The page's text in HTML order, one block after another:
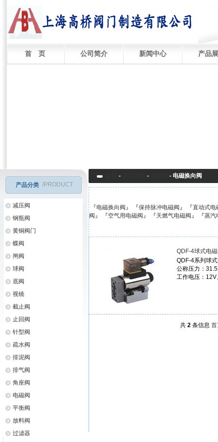
首 页 公司简介 新闻中心 产品
产品分类 /PRODUCT
减压阀
钢瓶阀
黄铜阀门
蝶阀
闸阀
球阀
底阀
视镜
截止阀
止回阀
针型阀
疏水阀
排泥阀
排气阀
角座阀
电磁阀
平衡阀
放料阀
过滤器
- - - 电磁换向阀
『电磁换向阀 』 『保持脉冲电磁阀 』 『直动式电
阀 』 『空气用电磁阀 』 『天燃气电磁阀 』 『蒸汽
QDF-4球式电
QDF-4系列球
公称压力：
工作电压：
共 2 条信息